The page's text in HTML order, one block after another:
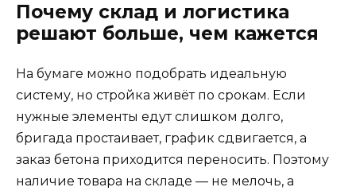
Почему склад и логистика
решают больше, чем кажется
На бумаге можно подобрать идеальную
систему, но стройка живёт по срокам. Если
нужные элементы едут слишком долго,
бригада простаивает, график сдвигается, а
заказ бетона приходится переносить. Поэтому
наличие товара на складе — не мелочь, а